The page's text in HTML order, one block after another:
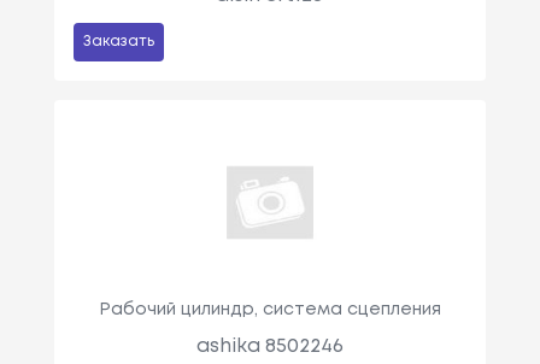
Заказать
Рабочий цилиндр, система сцепления
ashika 8502246